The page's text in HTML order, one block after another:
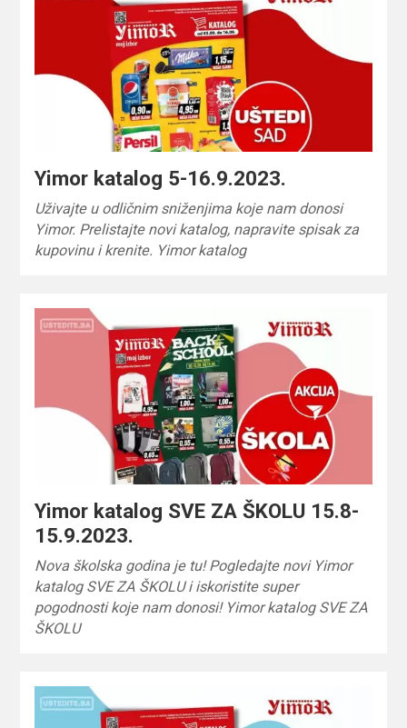
Yimor katalog 5-16.9.2023.
Uživajte u odličnim sniženjima koje nam donosi
Yimor. Prelistajte novi katalog, napravite spisak za
kupovinu i krenite. Yimor katalog
Yimor katalog SVE ZA ŠKOLU 15.8-
15.9.2023.
Nova školska godina je tu! Pogledajte novi Yimor
katalog SVE ZA ŠKOLU i iskoristite super
pogodnosti koje nam donosi! Yimor katalog SVE ZA
ŠKOLU